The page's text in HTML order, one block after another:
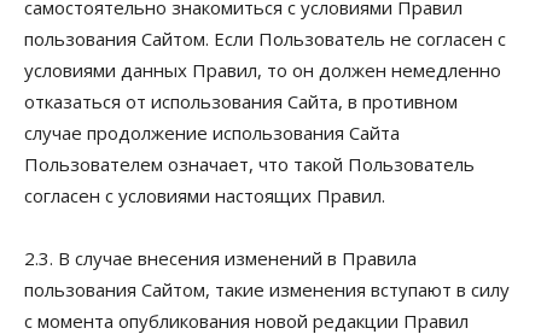
самостоятельно знакомиться с условиями Правил
пользования Сайтом. Если Пользователь не согласен с
условиями данных Правил, то он должен немедленно
отказаться от использования Сайта, в противном
случае продолжение использования Сайта
Пользователем означает, что такой Пользователь
согласен с условиями настоящих Правил.
2.3. В случае внесения изменений в Правила
пользования Сайтом, такие изменения вступают в силу
с момента опубликования новой редакции Правил